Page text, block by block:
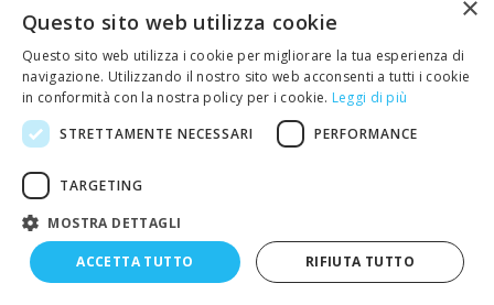
Morsettiere doppia fila passo 6,35mm
Morsettiere doppia fila passo 9,52mm
Morsettiere doppia fila SHIMOCO FR330
serie S500
Piastrine numerate per morsettiere doppia
fila
Morsettiere singola fila passo 9,52mm
Morsettiera singola fila SHIMOCO per
circuito stampato S200
Morsettiere varie
×
Questo sito web utilizza cookie
Questo sito web utilizza i cookie per migliorare la tua esperienza di
navigazione. Utilizzando il nostro sito web acconsenti a tutti i cookie
in conformità con la nostra policy per i cookie. Leggi di più
STRETTAMENTE NECESSARI
PERFORMANCE
TARGETING
MOSTRA DETTAGLI
ACCETTA TUTTO RIFIUTA TUTTO